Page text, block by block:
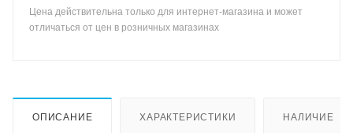
Цена действительна только для интернет-магазина и может
отличаться от цен в розничных магазинах
ОПИСАНИЕ ХАРАКТЕРИСТИКИ НАЛИЧИЕ